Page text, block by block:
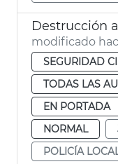
modificado
SEGURIDAD
TODAS LAS
EN PORTADA
NORMAL
POLICÍA